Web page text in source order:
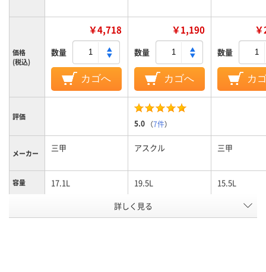
価格
(税込)
￥4,718
数量
カゴへ
￥1,190
数量
カゴへ
数量
カ
評価
5.0 （7件）
メーカー 三甲 アスクル 三甲
容量 17.1L 19.5L 15.5L
ポリプロピレン
詳しく見る